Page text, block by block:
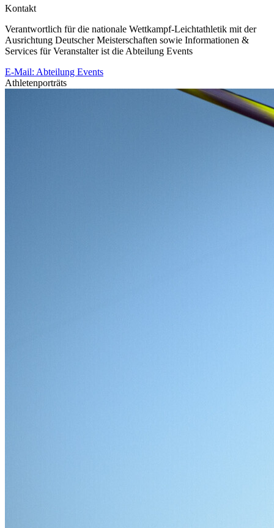
Kontakt
Verantwortlich für die nationale Wettkampf-Leichtathletik mit der
Ausrichtung Deutscher Meisterschaften sowie Informationen &
Services für Veranstalter ist die Abteilung Events
E-Mail: Abteilung Events
Athletenporträts